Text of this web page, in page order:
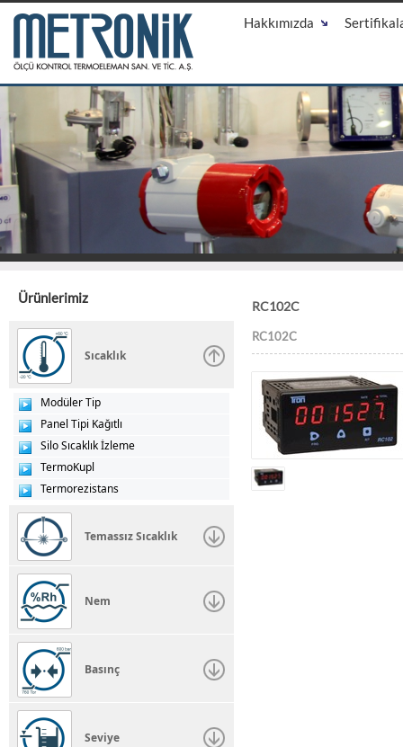
Hakkımızda
Ürünlerimiz
Sıcaklık
Modüler Tip
Panel Tipi Kağıtlı
Silo Sıcaklık İzleme
TermoKupl
Termorezistans
Temassız Sıcaklık
Nem
Basınç
Seviye
RC102C
RC102C